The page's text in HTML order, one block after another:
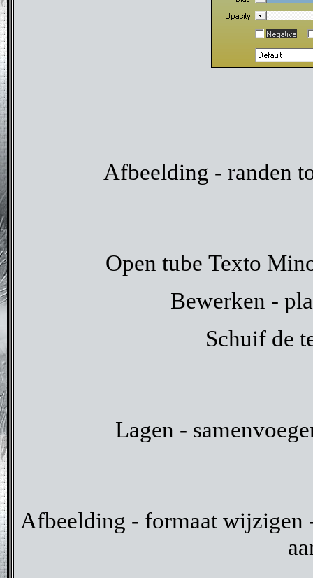
Afbeelding - randen
Open tube Texto
Bewerken -
Schuif de
Lagen -
Afbeelding - formaat wijzigen